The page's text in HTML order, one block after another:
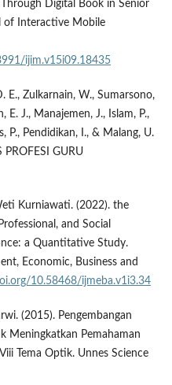
Digital Book in Senior
of Interactive Mobile
ijim.v15i09.18435
E., Zulkarnain, W., Sumarsono,
E. J., Manajemen, J., Islam, P.,
P., Pendidikan, I., & Malang, U.
PROFESI GURU
Kurniawati. (2022). the
and Social
a Quantitative Study.
Economic, Business and
10.58468/ijmeba.v1i3.34
(2015). Pengembangan
Meningkatkan Pemahaman
Tema Optik. Unnes Science